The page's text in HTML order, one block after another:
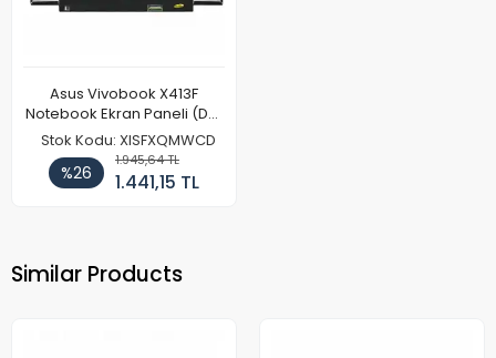
Asus Vivobook X413F
Notebook Ekran Paneli (Dar
Kasa - Kulaksız)
Stok Kodu: XISFXQMWCD
%26
1.945,64 TL
1.441,15 TL
Similar Products